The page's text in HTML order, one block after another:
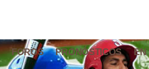
FOROS PRONÓSTICOS EN